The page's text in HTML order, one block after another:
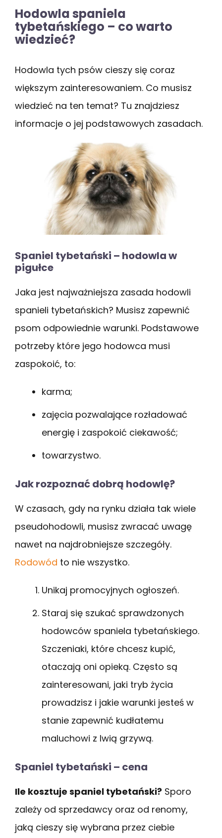
Hodowla spaniela
tybetańskiego – co warto
wiedzieć?
Hodowla tych psów cieszy się coraz
większym zainteresowaniem. Co musisz
wiedzieć na ten temat? Tu znajdziesz
informacje o jej podstawowych zasadach.
Spaniel tybetański – hodowla w
pigułce
Jaka jest najważniejsza zasada hodowli
spanieli tybetańskich? Musisz zapewnić
psom odpowiednie warunki. Podstawowe
potrzeby które jego hodowca musi
zaspokoić, to:
karma;
zajęcia pozwalające rozładować
energię i zaspokoić ciekawość;
towarzystwo.
Jak rozpoznać dobrą hodowlę?
W czasach, gdy na rynku działa tak wiele
pseudohodowli, musisz zwracać uwagę
nawet na najdrobniejsze szczegóły.
Rodowód to nie wszystko.
Unikaj promocyjnych ogłoszeń.
Staraj się szukać sprawdzonych
hodowców spaniela tybetańskiego.
Szczeniaki, które chcesz kupić,
otaczają oni opieką. Często są
zainteresowani, jaki tryb życia
prowadzisz i jakie warunki jesteś w
stanie zapewnić kudłatemu
maluchowi z lwią grzywą.
Spaniel tybetański – cena
Ile kosztuje spaniel tybetański? Sporo
zależy od sprzedawcy oraz od renomy,
jaką cieszy się wybrana przez ciebie